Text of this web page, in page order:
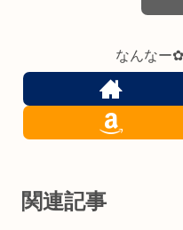
なんなー
関連記事